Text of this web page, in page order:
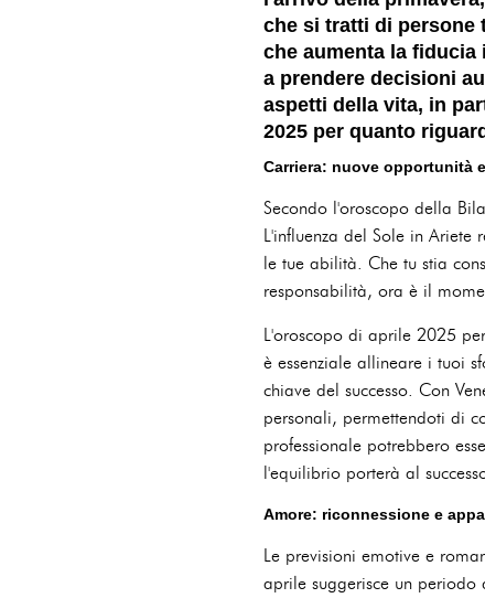
che si tratti di persone
che aumenta la
a prendere decisioni
aspetti della vita, in
2025 per quanto
Carriera: nuove opportunità
Secondo l'oroscopo della
L'influenza del Sole in
le tue abilità. Che tu stia
responsabilità, ora è il
L'oroscopo di aprile 2025
è essenziale allineare i tuoi
chiave del successo. Con
personali, permettendoti di
professionale potrebbero
l'equilibrio porterà al
Amore: riconnessione e
Le previsioni emotive e
aprile suggerisce un